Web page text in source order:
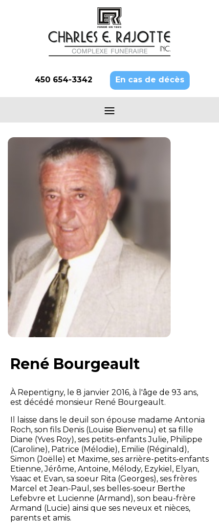
450 654-3342 En cas de décès
René Bourgeault
À Repentigny, le 8 janvier 2016, à l'âge de 93 ans,
est décédé monsieur René Bourgeault.
Il laisse dans le deuil son épouse madame Antonia
Roch, son fils Denis (Louise Bienvenu) et sa fille
Diane (Yves Roy), ses petits-enfants Julie, Philippe
(Caroline), Patrice (Mélodie), Emilie (Réginald),
Simon (Joëlle) et Maxime, ses arrière-petits-enfants
Etienne, Jérôme, Antoine, Mélody, Ezykiel, Elyan,
Ysaac et Evan, sa soeur Rita (Georges), ses frères
Marcel et Jean-Paul, ses belles-soeur Berthe
Lefebvre et Lucienne (Armand), son beau-frère
Armand (Lucie) ainsi que ses neveux et nièces,
parents et amis.